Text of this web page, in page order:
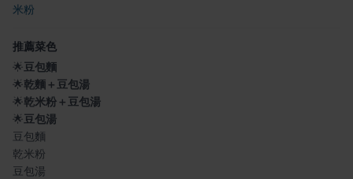
米粉
推薦菜色
🌟豆包麵
🌟乾麵＋豆包湯
🌟乾米粉＋豆包湯
🌟豆包湯
豆包麵
乾米粉
豆包湯